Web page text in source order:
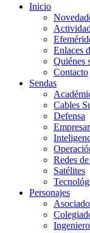
Inicio
Enlaces
Quiénes
Contacto
Sendas
Cables
Defensa
Redes
Satélites
Personajes